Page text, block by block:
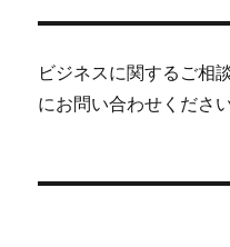
ビジネスに関するご相
にお問い合わせください